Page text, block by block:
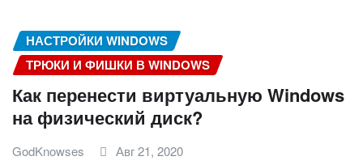
НАСТРОЙКИ WINDOWS
ТРЮКИ И ФИШКИ В WINDOWS
Как перенести виртуальную Windows
на физический диск?
GodKnowses Авг 21, 2020